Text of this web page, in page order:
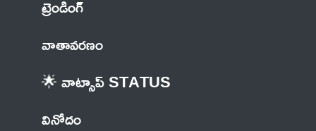
ట్రెండింగ్
వాతావరణం
🌟 వాట్సాప్ STATUS
వినోదం